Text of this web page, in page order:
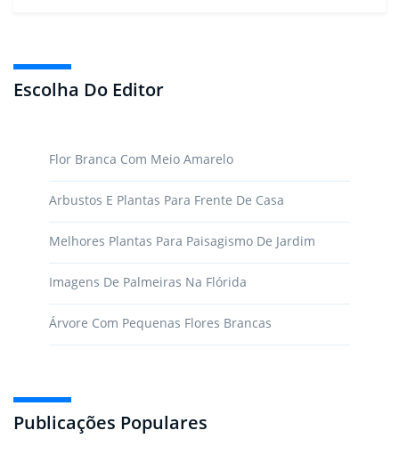
Escolha Do Editor
Flor Branca Com Meio Amarelo
Arbustos E Plantas Para Frente De Casa
Melhores Plantas Para Paisagismo De Jardim
Imagens De Palmeiras Na Flórida
Árvore Com Pequenas Flores Brancas
Publicações Populares